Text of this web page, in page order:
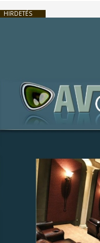
HIRDETÉS